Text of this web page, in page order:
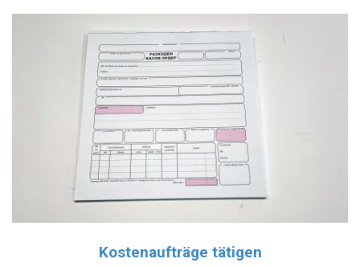
Kostenaufträge tätigen